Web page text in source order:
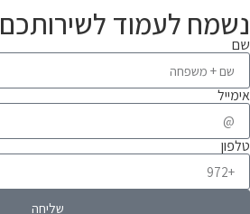
נשמח לעמוד לשירותכם
שם
אימייל
טלפון
שליחה